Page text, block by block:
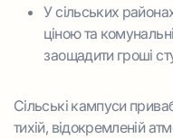
У сільських
ціною та
заощадити гроші
Сільські кампуси
тихій, відокремленій